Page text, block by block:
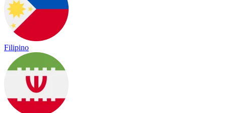
Filipino